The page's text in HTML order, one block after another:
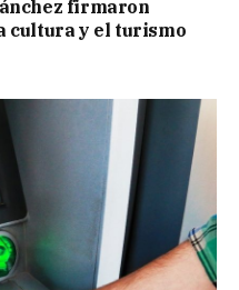
firmaron
cultura y el turismo